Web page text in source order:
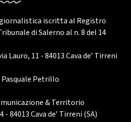
iscritta al Registro
di Salerno al n. 8 del 14
Lauro, 11 - 84013 Cava de’ Tirreni
Petrillo
& Territorio
84013 Cava de’ Tirreni (SA)